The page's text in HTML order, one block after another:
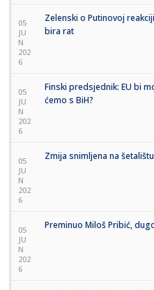
05
JU
N
202
6
Zelenski o Putinovoj
bira rat
05
JU
N
202
6
Finski predsjednik: EU bi
ćemo s BiH?
05
JU
N
202
6
Zmija snimljena na
05
JU
N
202
6
Preminuo Miloš Pribić,